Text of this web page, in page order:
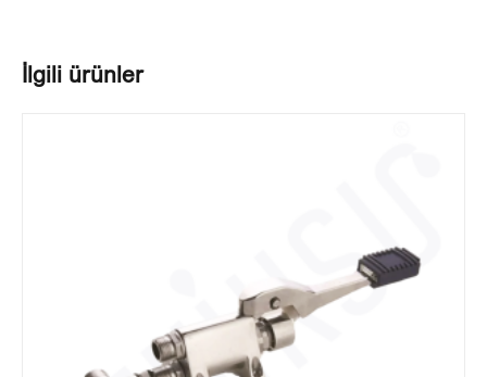
İlgili ürünler